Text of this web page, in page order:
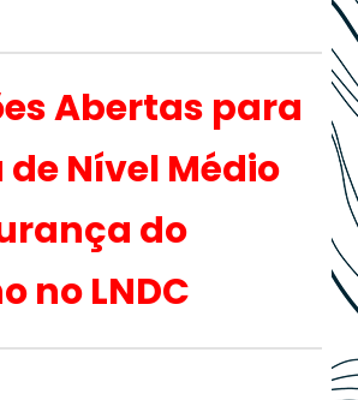
Abertas para
Nível Médio
do
no LNDC